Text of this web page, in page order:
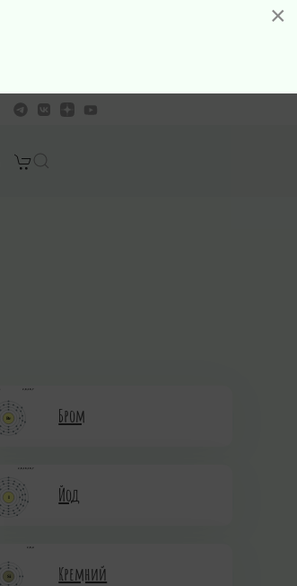
×
Бром
Йод
Кремний
×